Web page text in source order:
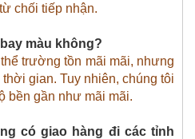
chối tiếp nhận.
màu không?
trường tồn mãi mãi, nhưng
gian. Tuy nhiên, chúng tôi
bền gần như mãi mãi.
có giao hàng đi các tỉnh